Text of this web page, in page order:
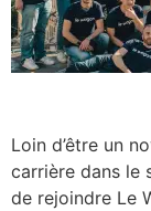
Loin d’être un
carrière dans le
de rejoindre Le